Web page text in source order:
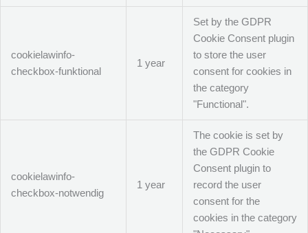
cookielawinfo-
checkbox-funktional
1 year
Set by the GDPR
Cookie Consent plugin
to store the user
consent for cookies in
the category
"Functional".
cookielawinfo-
checkbox-notwendig
1 year
The cookie is set by
the GDPR Cookie
Consent plugin to
record the user
consent for the
cookies in the category